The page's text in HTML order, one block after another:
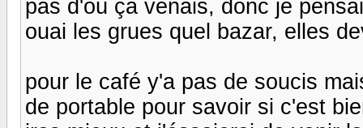
pas d'où ça venais, donc je
ouai les grues quel bazar, elles
pour le café y'a pas de soucis
de portable pour savoir si c'est